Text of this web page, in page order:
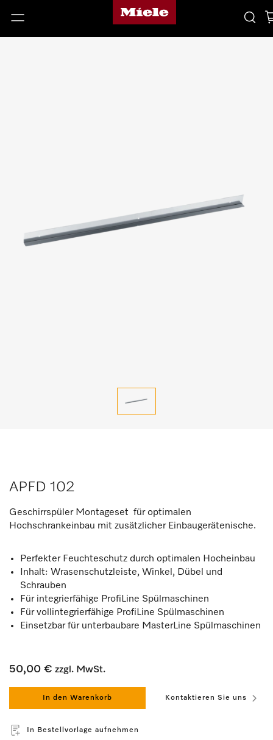
APFD 102
Geschirrspüler Montageset für optimalen
Hochschrankeinbau mit zusätzlicher Einbaugerätenische.
Perfekter Feuchteschutz durch optimalen Hocheinbau
Inhalt: Wrasenschutzleiste, Winkel, Dübel und
Schrauben
Für integrierfähige ProfiLine Spülmaschinen
Für vollintegrierfähige ProfiLine Spülmaschinen
Einsetzbar für unterbaubare MasterLine Spülmaschinen
50,00 € zzgl. MwSt.
In den Warenkorb Kontaktieren Sie uns
In Bestellvorlage aufnehmen